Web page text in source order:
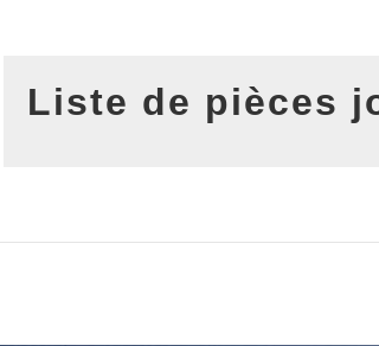
Liste de pièces